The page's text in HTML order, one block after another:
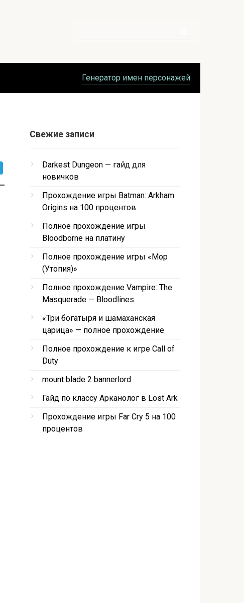
Генератор имен персонажей
Свежие записи
Darkest Dungeon — гайд для
новичков
Прохождение игры Batman: Arkham
Origins на 100 процентов
Полное прохождение игры
Bloodborne на платину
Полное прохождение игры «Мор
(Утопия)»
Полное прохождение Vampire: The
Masquerade — Bloodlines
«Три богатыря и шамаханская
царица» — полное прохождение
Полное прохождение к игре Call of
Duty
mount blade 2 bannerlord
Гайд по классу Арканолог в Lost Ark
Прохождение игры Far Cry 5 на 100
процентов